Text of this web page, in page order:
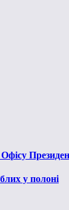
у полоні